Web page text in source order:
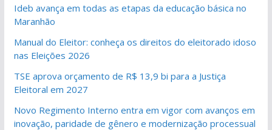
Ideb avança em todas as etapas da educação básica no
Maranhão
Manual do Eleitor: conheça os direitos do eleitorado idoso
nas Eleições 2026
TSE aprova orçamento de R$ 13,9 bi para a Justiça
Eleitoral em 2027
Novo Regimento Interno entra em vigor com avanços em
inovação, paridade de gênero e modernização processual